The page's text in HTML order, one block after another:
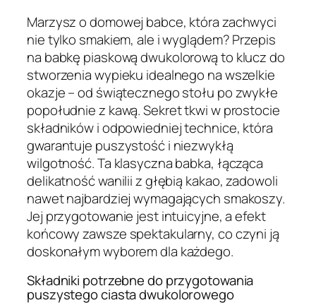
Marzysz o domowej babce, która zachwyci
nie tylko smakiem, ale i wyglądem? Przepis
na babkę piaskową dwukolorową to klucz do
stworzenia wypieku idealnego na wszelkie
okazje – od świątecznego stołu po zwykłe
popołudnie z kawą. Sekret tkwi w prostocie
składników i odpowiedniej technice, która
gwarantuje puszystość i niezwykłą
wilgotność. Ta klasyczna babka, łącząca
delikatność wanilii z głębią kakao, zadowoli
nawet najbardziej wymagających smakoszy.
Jej przygotowanie jest intuicyjne, a efekt
końcowy zawsze spektakularny, co czyni ją
doskonałym wyborem dla każdego.
Składniki potrzebne do przygotowania
puszystego ciasta dwukolorowego